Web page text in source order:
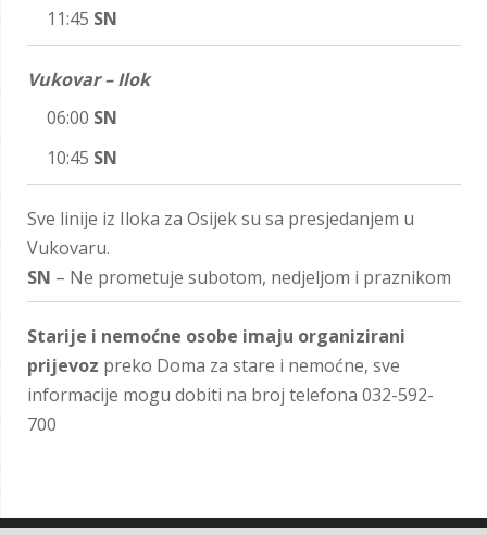
11:45 SN
Vukovar – Ilok
06:00 SN
10:45 SN
Sve linije iz Iloka za Osijek su sa presjedanjem u
Vukovaru.
SN – Ne prometuje subotom, nedjeljom i praznikom
Starije i nemoćne osobe imaju organizirani
prijevoz preko Doma za stare i nemoćne, sve
informacije mogu dobiti na broj telefona 032-592-
700